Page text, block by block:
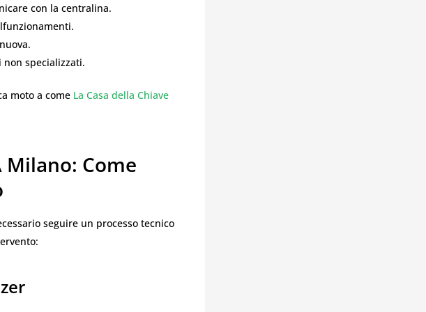
con la centralina.
specializzati.
moto a come La Casa della Chiave
Milano: Come
seguire un processo tecnico